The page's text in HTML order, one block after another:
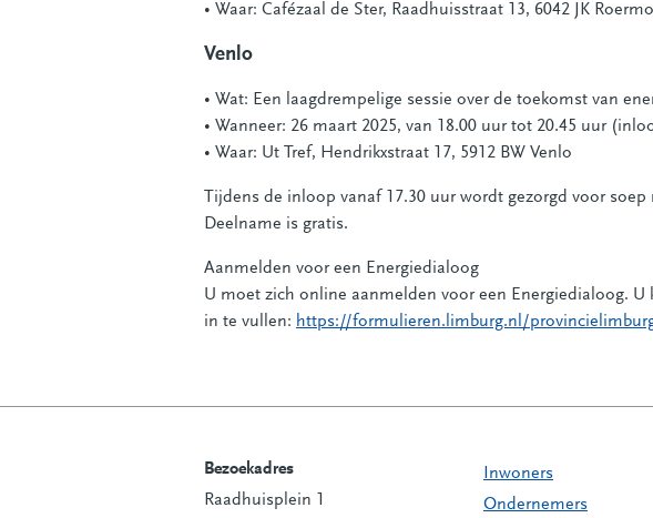
• Waar: Cafézaal de Ster, Raadhuisstraat 13, 6042 JK
Venlo
• Wat: Een laagdrempelige sessie over de toekomst van
• Wanneer: 26 maart 2025, van 18.00 uur tot 20.45 uur
• Waar: Ut Tref, Hendrikxstraat 17, 5912 BW Venlo
Tijdens de inloop vanaf 17.30 uur wordt gezorgd voor
Deelname is gratis.
Aanmelden voor een Energiedialoog
U moet zich online aanmelden voor een Energiedialoog.
in te vullen: https://formulieren.limburg.nl/
Contactinformatie
Bezoekadres
Raadhuisplein 1
Inwoners
Ondernemers